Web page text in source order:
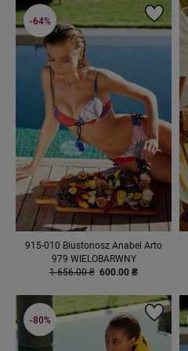
915-010 Biustonosz Anabel Arto
979 WIELOBARWNY
1 656.00 ₴ 600.00 ₴
-64%
-80%